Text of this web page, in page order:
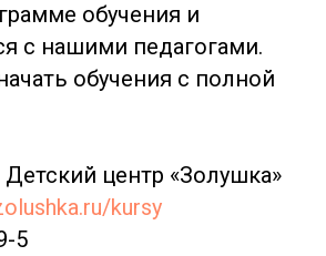
обучения и
с нашими педагогами.
обучения с полной
центр «Золушка»
kursy
5